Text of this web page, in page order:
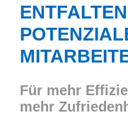
Für mehr
mehr